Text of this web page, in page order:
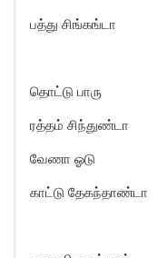
பத்து சிங்கங்டா
தொட்டு பாரு
ரத்தம் சிந்துண்டா
வேணா ஓடு
காட்டு தேகந்தாண்டா